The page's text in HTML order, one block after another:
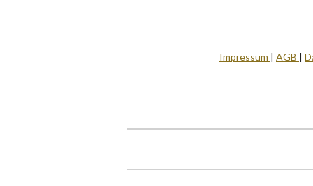
Impressum | AGB |